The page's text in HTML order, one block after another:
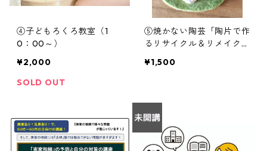
④子どもろくろ教室（1
0：00～）
¥2,000
SOLD OUT
⑤焼かない陶芸「陶片で作
るリサイクル＆リメイク小
¥1,500